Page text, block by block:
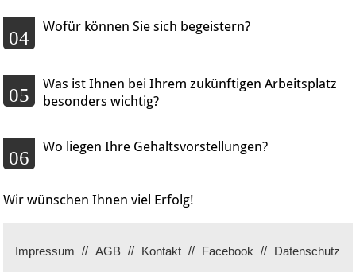
04
Wofür können Sie sich begeistern?
05
Was ist Ihnen bei Ihrem zukünftigen Arbeitsplatz
besonders wichtig?
06
Wo liegen Ihre Gehaltsvorstellungen?
Wir wünschen Ihnen viel Erfolg!
Impressum AGB Kontakt Facebook Datenschutz